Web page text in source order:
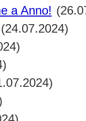
a Anno!
(24.07.2024)